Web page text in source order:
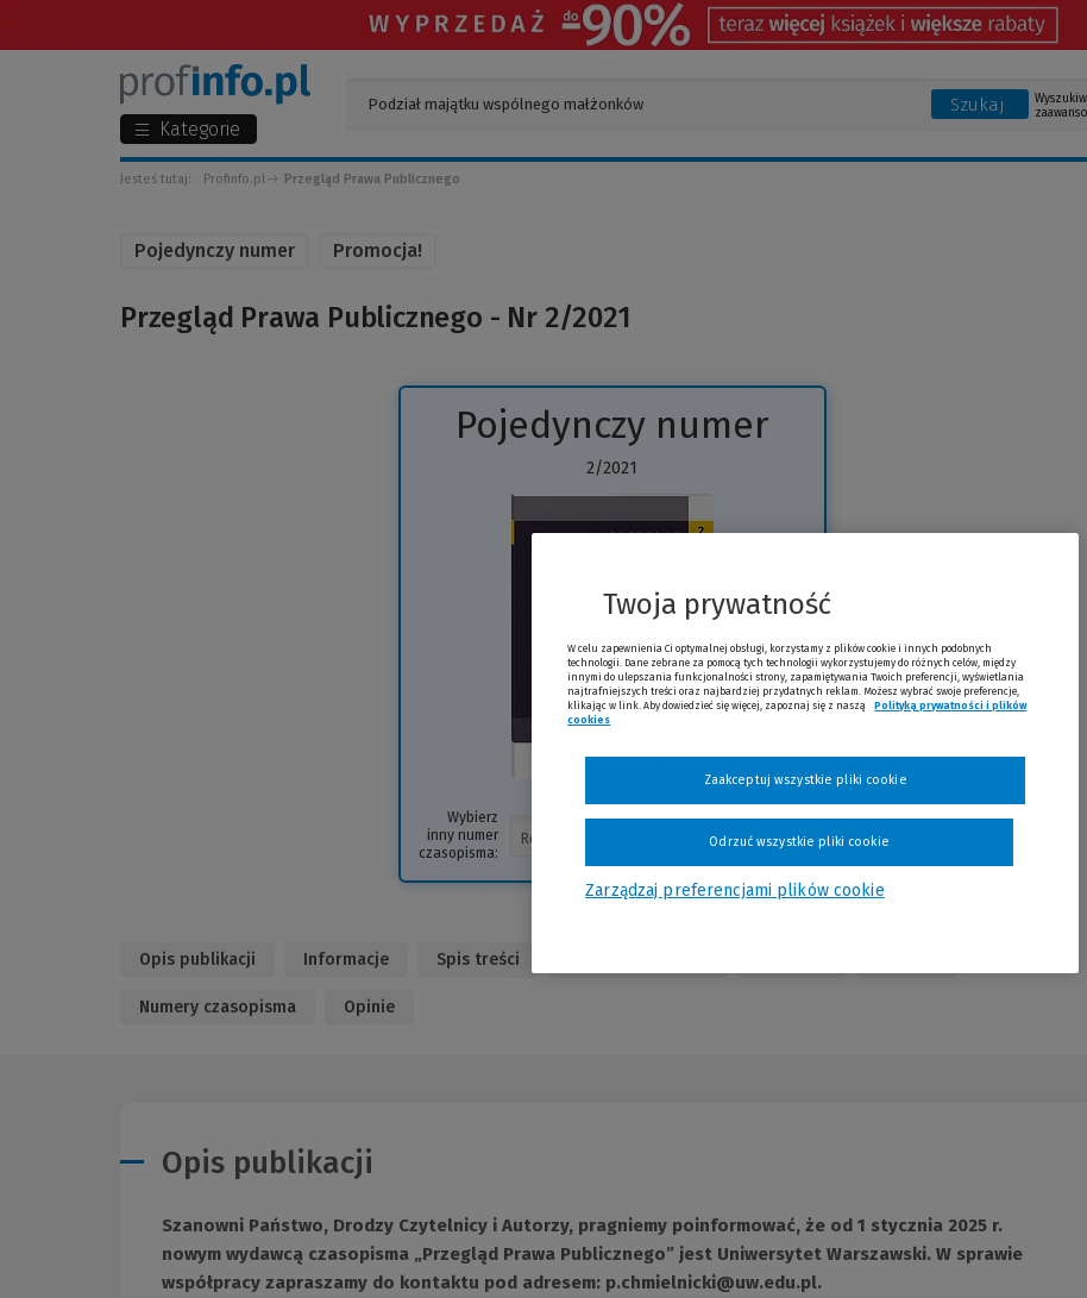
Kategorie
Szukaj
Jesteś tutaj: Profinfo.pl Przegląd Prawa Publicznego
Pojedynczy numer Promocja!
Przegląd Prawa Publicznego - Nr 2/2021
Pojedynczy numer
2/2021
do
Wybierz
inny numer
czasopisma:
Opis publikacji Informacje Spis treści
Numery czasopisma Opinie
Opis publikacji
Szanowni Państwo, Drodzy Czytelnicy i Autorzy, pragniemy poinformować, że od 1 stycznia 2025 r.
nowym wydawcą czasopisma „Przegląd Prawa Publicznego” jest Uniwersytet Warszawski. W sprawie
współpracy zapraszamy do kontaktu pod adresem: p.chmielnicki@uw.edu.pl(Nowe
.
Twoja prywatność
W celu zapewnienia Ci optymalnej obsługi, korzystamy z plików cookie i innych podobnych
technologii. Dane zebrane za pomocą tych technologii wykorzystujemy do różnych celów, między
innymi do ulepszania funkcjonalności strony, zapamiętywania Twoich preferencji, wyświetlania
najtrafniejszych treści oraz najbardziej przydatnych reklam. Możesz wybrać swoje preferencje,
klikając w link. Aby dowiedzieć się więcej, zapoznaj się z naszą
Polityką prywatności i plików
cookies
Zarządzaj preferencjami plików cookie
Odrzuć wszystkie pliki cookie
Zaakceptuj wszystkie pliki cookie